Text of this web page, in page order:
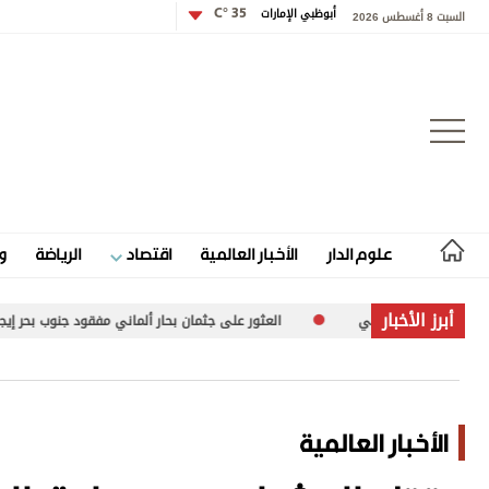
السبت 8 أغسطس 2026 أبوظبي الإمارات 35 °C
علوم الدار الأخبار العالمية اقتصاد الرياضة
علوم الدار
الرياضة
أبرز الأخبار
العثور على جثمان بحار ألماني مفقود جنوب بحر إيجه زيلينسكي
الأخبار العالمية